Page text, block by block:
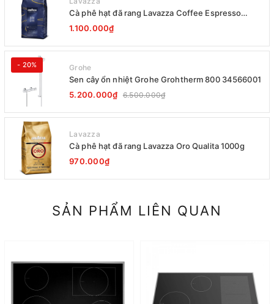
Cà phê hạt đã rang Lavazza Coffee Espresso
Super Crema 1000g Date 12-2027
1.100.000₫
- 20% Grohe
Sen cây ổn nhiệt Grohe Grohtherm 800 34566001
5.200.000₫ 6.500.000₫
Lavazza
Cà phê hạt đã rang Lavazza Oro Qualita 1000g
970.000₫
SẢN PHẨM LIÊN QUAN